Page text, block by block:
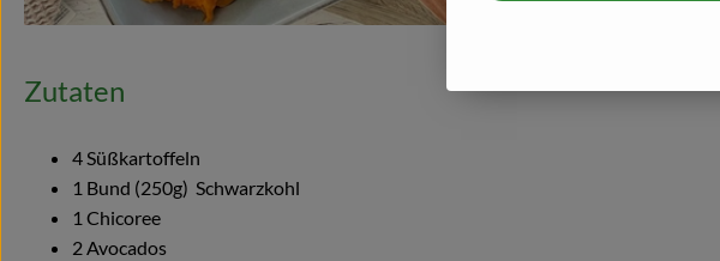
Zutaten
4 Süßkartoffeln
1 Bund (250g) Schwarzkohl
1 Chicoree
2 Avocados